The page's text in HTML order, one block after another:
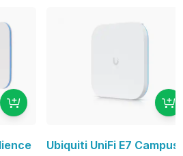
Ubiquiti UniFi E7 Campus